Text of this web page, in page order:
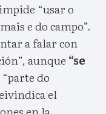
“usar o
e do campo”.
a falar con
aunque “se
do
el